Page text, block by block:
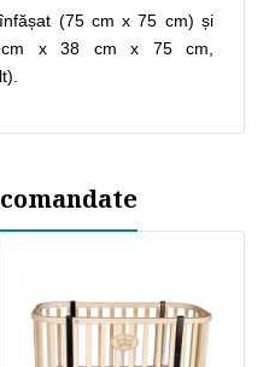
(75 cm x 75 cm) și
cm x 38 cm x 75 cm,